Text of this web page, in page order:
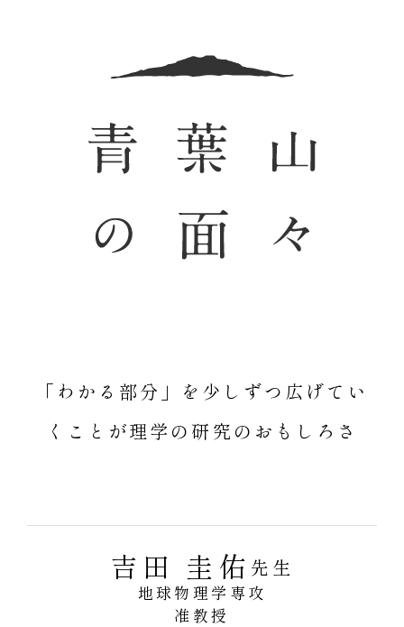
「わかる部分」を少しずつ広げてい
くことが理学の研究のおもしろさ
吉田 圭佑 先生
地球物理学専攻
准教授